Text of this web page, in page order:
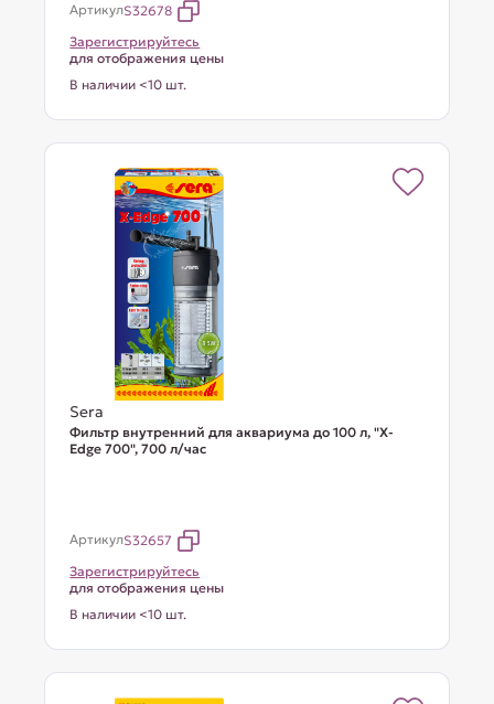
АртикулS32678
Зарегистрируйтесь
для отображения цены
В наличии <10 шт.
Sera
Фильтр внутренний для аквариума до 100 л, "X-
Edge 700", 700 л/час
АртикулS32657
Зарегистрируйтесь
для отображения цены
В наличии <10 шт.